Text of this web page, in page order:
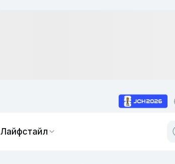
Лайфстайл